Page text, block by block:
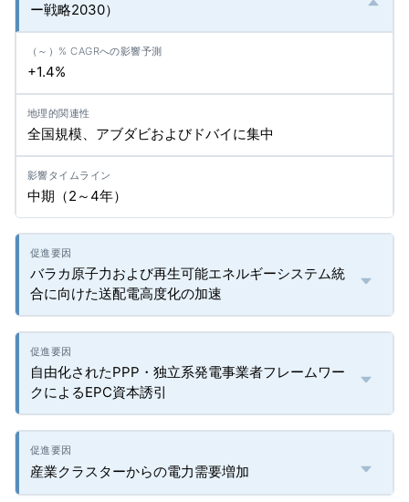
ー戦略2030）
+1.4%
全国規模、アブダビおよびドバイに集中
中期（2～4年）
バラカ原子力および再生可能エネルギーシステム統
合に向けた送配電高度化の加速
自由化されたPPP・独立系発電事業者フレームワー
クによるEPC資本誘引
産業クラスターからの電力需要増加